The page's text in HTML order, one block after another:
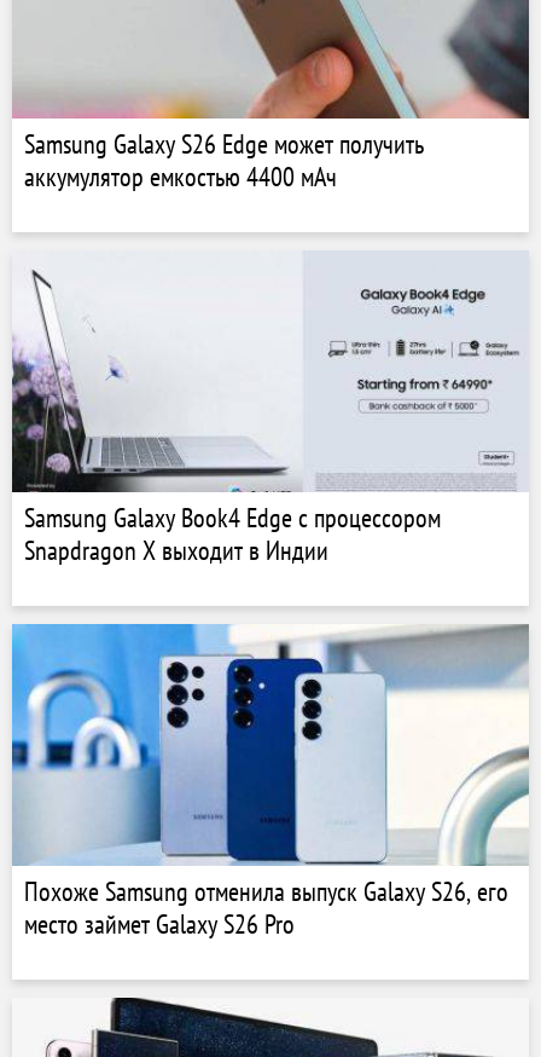
Samsung Galaxy S26 Edge может получить
аккумулятор емкостью 4400 мАч
Samsung Galaxy Book4 Edge с процессором
Snapdragon X выходит в Индии
Похоже Samsung отменила выпуск Galaxy S26, его
место займет Galaxy S26 Pro